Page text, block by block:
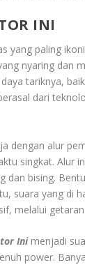
INI
yang paling
nyaring dan
tariknya,
dari
dengan alur
singkat. Alur
bising.
suara yang di
melalui
Inimenjadi
power.